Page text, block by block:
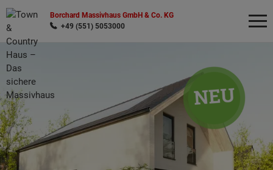
Borchard Massivhaus GmbH & Co. KG
+49 (551) 5053000
Wonach möchten Sie suchen?